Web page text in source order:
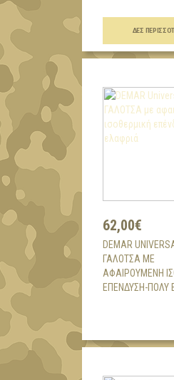
ΔΕΣ
62,00€
DEMAR
ΓΑΛΟΤΣΑ ΜΕ
ΑΦΑΙΡΟΎΜΕΝΗ
ΕΠΈΝΔΥΣΗ-ΠΟΛΎ